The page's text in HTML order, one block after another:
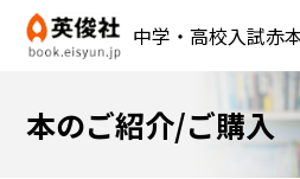
中学・高校入試赤
本のご紹介/ご購入